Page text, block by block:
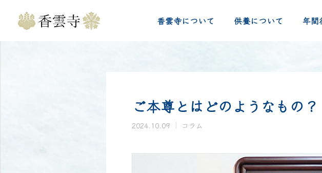
香雲寺について 供養について 年間
お知らせ コラム ご本尊とはどのようなもの？
ご本尊とはどのようなもの？
2024.10.09 コラム